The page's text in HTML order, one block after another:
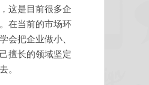
这是目前很多企
在当前的市场环
会把企业做小、
擅长的领域坚定
。